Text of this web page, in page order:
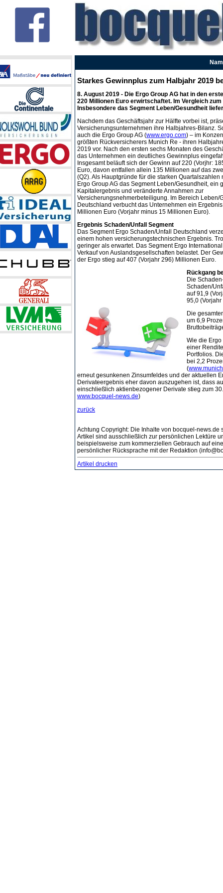
Starkes Gewinnplus zum Halbjahr 2019
8. August 2019 - Die Ergo Group AG hat in den
220 Millionen Euro erwirtschaftet. Im Vergleich
Insbesondere das Segment Leben/Gesundheit
Nachdem das Geschäftsjahr zur Hälfte vorbei ist,
Versicherungsunternehmen ihre Halbjahres-Bilanz.
auch die Ergo Group AG (www.ergo.com) – im
größten Rückversicherers Munich Re - ihren
2019 vor. Nach den ersten sechs Monaten des
das Unternehmen ein deutliches Gewinnplus
Insgesamt beläuft sich der Gewinn auf 220 (Vorjhr:
Euro, davon entfallen allein 135 Millionen auf das
(Q2). Als Hauptgründe für die starken Quartalszahlen
Ergo Group AG das Segment Leben/Gesundheit, ein
Kapitalergebnis und veränderte Annahmen zur
Versicherungsnehmerbeteiligung. Im Bereich Leben/
Deutschland verbucht das Unternehmen ein
Millionen Euro (Vorjahr minus 15 Millionen Euro).
Ergebnis Schaden/Unfall Segment
Das Segment Ergo Schaden/Unfall Deutschland
einem hohen versicherungstechnischen Ergebnis.
geringer als erwartet. Das Segment Ergo
Verkauf von Auslandsgesellschaften belastet. Der
der Ergo stieg auf 407 (Vorjahr 296) Millionen Euro.
Rückgang
Die
Schaden/
auf 91,9
95,0
Die
um 6,9
Wie die
einer
Portfolios.
bei 2,2
(
erneut gesunkenen Zinsumfeldes und der aktuellen
Derivateergebnis eher davon auszugehen ist, dass
einschließlich aktienbezogener Derivate stieg zum
www.bocquel-news.de)
zurück
Achtung Copyright: Die Inhalte von bocquel-
Artikel sind ausschließlich zur persönlichen Lektüre
beispielsweise zum kommerziellen Gebrauch auf
persönlicher Rücksprache mit der Redaktion
Artikel drucken